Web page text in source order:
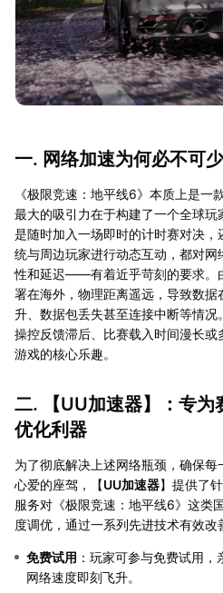
一. 网络加速为何必不可
《极限竞速：地平线6》本质上是一
最大的吸引力在于构建了一个全球
是随时加入一场即时的计时赛对决，
统与周边玩家进行动态互动，都对
性和延迟——有着近乎苛刻的要求。
署在海外，物理距离遥远，导致数
升、数据包丢失甚至连接中断等情
操控反馈滞后、比赛载入时间漫长
游戏的核心乐趣。
二. 【UU加速器】：专为
优化利器
为了彻底解决上述网络瓶颈，确保
心爱的座驾，【UU加速器】提供了
服务对《极限竞速：地平线6》这类
度调优，通过一系列先进技术有效改
免费试用 ：玩家可参与免费试用
网络速度即刻飞升。